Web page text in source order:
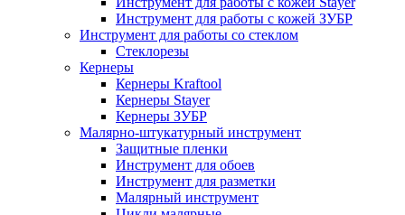
Инструмент для работы с кожей ЗУБР
Инструмент для работы со стеклом
Стеклорезы
Кернеры
Кернеры Kraftool
Кернеры Stayer
Кернеры ЗУБР
Малярно-штукатурный инструмент
Защитные пленки
Инструмент для обоев
Инструмент для разметки
Малярный инструмент